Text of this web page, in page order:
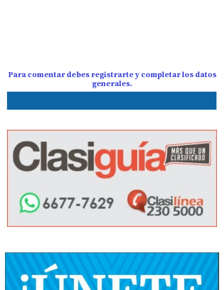
Para comentar debes registrarte y completar los datos
generales.